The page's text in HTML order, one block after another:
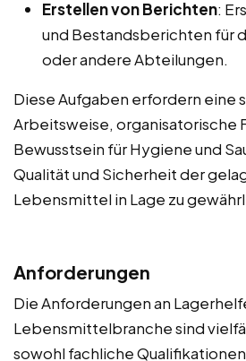
Erstellen von Berichten:
und Bestandsberichten für
oder andere Abteilungen.
Diese Aufgaben erfordern eine
Arbeitsweise, organisatorische
Bewusstsein für Hygiene und
Qualität und Sicherheit der
Lebensmittel in Lage zu
Anforderungen
Die Anforderungen an
Lebensmittelbranche sind
sowohl fachliche Qualifikationen